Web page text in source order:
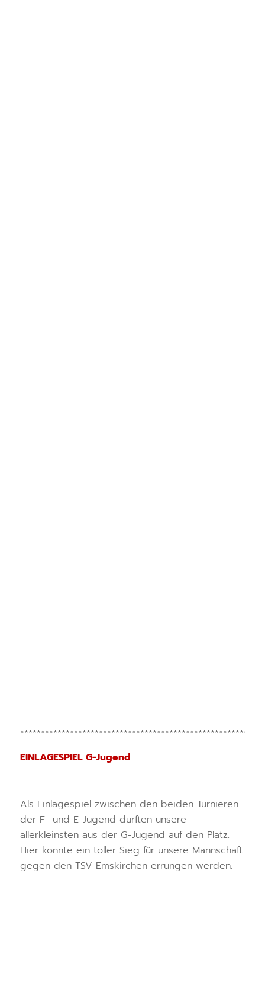
EINLAGESPIEL G-Jugend
Als Einlagespiel zwischen den beiden Turnieren
der F- und E-Jugend durften unsere
allerkleinsten aus der G-Jugend auf den Platz.
Hier konnte ein toller Sieg für unsere Mannschaft
gegen den TSV Emskirchen errungen werden.